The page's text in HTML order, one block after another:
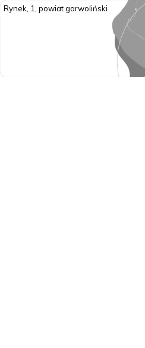
Rynek, 1, powiat garwoliński